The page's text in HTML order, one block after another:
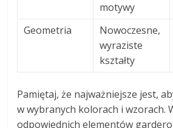
motywy
Geometria
Nowoczesne,
wyraziste
kształty
Pamiętaj, że najważniejsze jest,
w wybranych kolorach i wzorach.
odpowiednich elementów